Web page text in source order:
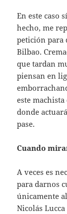
En este caso
hecho, me
petición para
Bilbao.
que tardan
piensan en
este
donde
pase.
Cuando
A veces es
para darnos
únicamente
Nicolás